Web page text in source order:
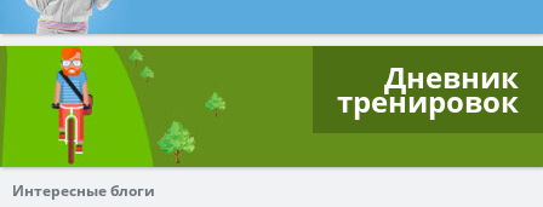
Дневник
тренировок
Интересные блоги